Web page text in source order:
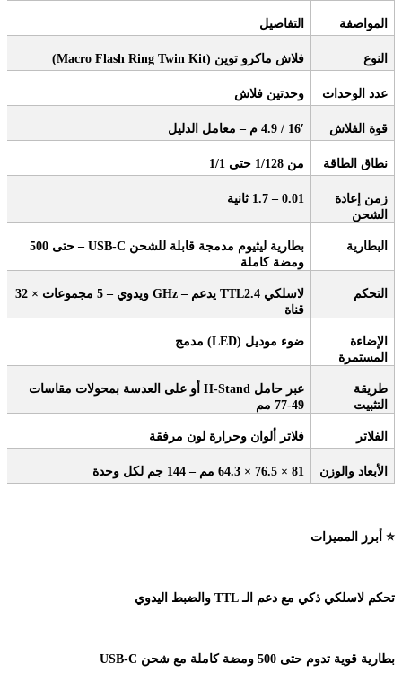
المواصفة التفاصيل
النوع فلاش ماكرو توين (Macro Flash Ring Twin Kit)
عدد الوحدات وحدتين فلاش
قوة الفلاش 16′
/ 4.9 م – معامل الدليل
نطاق الطاقة من 1/128 حتى 1/1
زمن إعادة
الشحن
0.01 – 1.7 ثانية
البطارية بطارية ليثيوم مدمجة قابلة للشحن
حتى 500
ومضة كاملة
التحكم لاسلكي 2.4 GHz – يدعمTTL
ويدوي – 5 مجموعات × 32
قناة
الإضاءة
المستمرة
ضوء موديل (LED) مدمج
طريقة
التثبيت
عبر حامل H-Stand
أو على العدسة بمحولات مقاسات
49-77 مم
الفلاتر فلاتر ألوان وحرارة لون مرفقة
الأبعاد والوزن 81 × 76.5 × 64.3 مم – 144 جم لكل وحدة
⭐ أبرز المميزات
تحكم لاسلكي ذكي مع دعم الـTTL والضبط اليدوي
بطارية قوية تدوم حتى 500 ومضة كاملة مع شحن